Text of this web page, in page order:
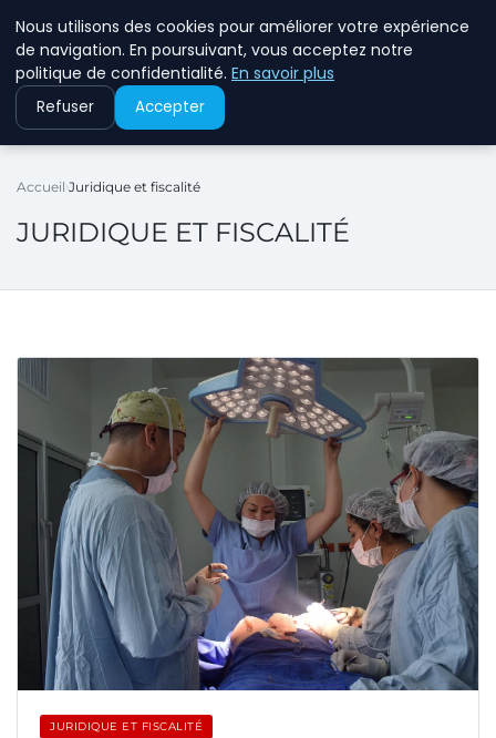
ECOMMCODE2
Accueil Juridique et fiscalité
JURIDIQUE ET FISCALITÉ
JURIDIQUE ET FISCALITÉ
Nous utilisons des cookies pour améliorer votre expérience
de navigation. En poursuivant, vous acceptez notre
politique de confidentialité. En savoir plus
Refuser Accepter